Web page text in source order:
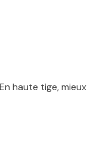
haute tige, mieux